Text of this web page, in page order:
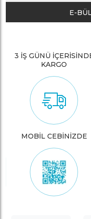
E-
3 İŞ GÜNÜ
KARGO
MOBİL CEBİNİZDE